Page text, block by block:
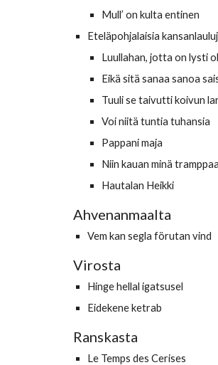
Mull’ on kulta entinen
Eteläpohjalaisia
Luullahan, jotta on lysti
Eikä sitä sanaa sanoa
Tuuli se taivutti koivun
Voi niitä tuntia tuhansia
Pappani maja
Niin kauan minä
Hautalan Heikki
Ahvenanmaalta
Vem kan segla förutan vind
Virosta
Hinge hellal igatsusel
Eidekene ketrab
Ranskasta
Le Temps des Cerises